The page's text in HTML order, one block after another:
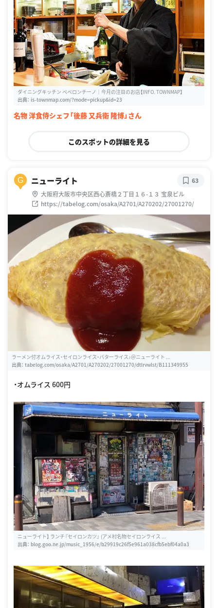
ダイニングキッチン ペペロンチーノ｜今月の注目のお店【INFO. TOWNMAP】
出典： is-townmap.com/?mode=pickup&id=23
名物 洋食侍シェフ「後藤 又兵衛 隆博」さん
このスポットの詳細を見る
G ニューライト
大阪府大阪市中央区西心斎橋２丁目１６-１３ 宝泉ビル
https://tabelog.com/osaka/A2701/A270202/27001270/
63
ラーメン付オムライス・セイロンライス・バターライス♪＠ニューライト ...
出典： tabelog.com/osaka/A2701/A270202/27001270/dtlrvwlst/B111349955
・オムライス 600円
ニューライト】 ランチ『セイロンカツ』 (アメ村名物セイロンライス ...
出典： blog.goo.ne.jp/music_1956/e/b29919c26f5e961a038cfb5ebf04a0a3